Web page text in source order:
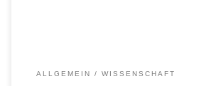
ALLGEMEIN WISSENSCHAFT